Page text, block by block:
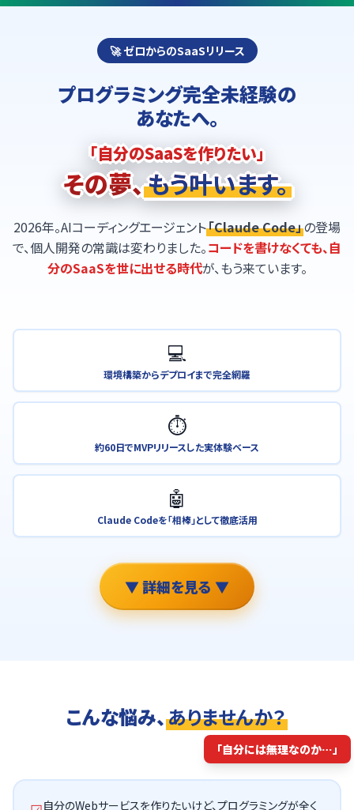
🚀 ゼロからのSaaSリリース
プログラミング完全未経験の
あなたへ。
「自分のSaaSを作りたい」
その夢、もう叶います。
2026年。AIコーディングエージェント「Claude Code」の登場
で、個人開発の常識は変わりました。コードを書けなくても、自
分のSaaSを世に出せる時代が、もう来ています。
💻
環境構築からデプロイまで完全網羅
⏱️
約60日でMVPリリースした実体験ベース
🤖
Claude Codeを「相棒」として徹底活用
▼ 詳細を見る ▼
こんな悩み、ありませんか？
「自分には無理なのか…」
自分のWebサービスを作りたいけど、プログラミングが全く